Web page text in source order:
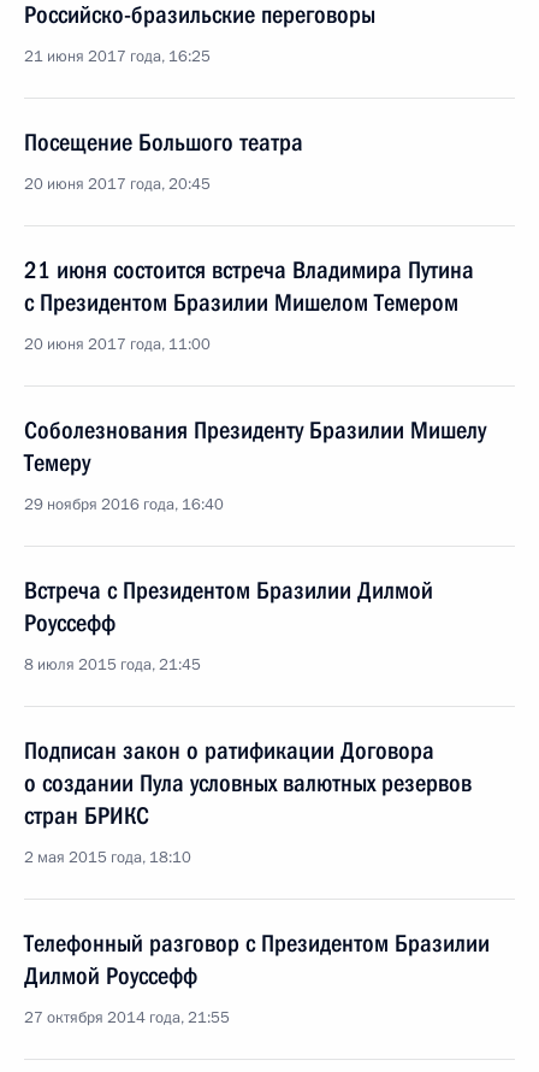
Российско-бразильские переговоры
21 июня 2017 года, 16:25
Посещение Большого театра
20 июня 2017 года, 20:45
21 июня состоится встреча Владимира Путина
с Президентом Бразилии Мишелом Темером
20 июня 2017 года, 11:00
Соболезнования Президенту Бразилии Мишелу
Темеру
29 ноября 2016 года, 16:40
Встреча с Президентом Бразилии Дилмой
Роуссефф
8 июля 2015 года, 21:45
Подписан закон о ратификации Договора
о создании Пула условных валютных резервов
стран БРИКС
2 мая 2015 года, 18:10
Телефонный разговор с Президентом Бразилии
Дилмой Роуссефф
27 октября 2014 года, 21:55